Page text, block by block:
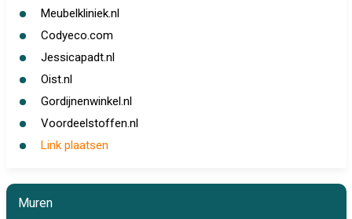
Meubelkliniek.nl
Codyeco.com
Jessicapadt.nl
Oist.nl
Gordijnenwinkel.nl
Voordeelstoffen.nl
Link plaatsen
Muren